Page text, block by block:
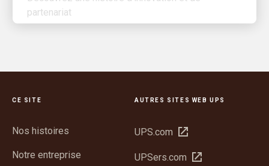
CE SITE
Nos histoires
Notre entreprise
AUTRES SITES WEB UPS
UPS.com Ouvrir
une
UPSers.com Ouvrir